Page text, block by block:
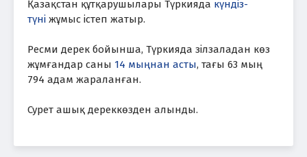
Қазақстан құтқарушылары Түркияда күндіз-
түні жұмыс істеп жатыр.
Ресми дерек бойынша, Түркияда зілзаладан көз
жұмғандар саны 14 мыңнан асты, тағы 63 мың
794 адам жараланған.
Сурет ашық дереккөзден алынды.